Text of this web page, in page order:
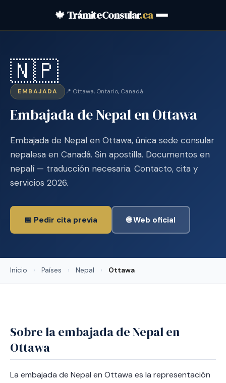
🍁 TrámiteConsular.ca
🇳🇵
EMBAJADA 📍 Ottawa, Ontario, Canadá
Embajada de Nepal en Ottawa
Embajada de Nepal en Ottawa, única sede consular
nepalesa en Canadá. Sin apostilla. Documentos en
nepalí — traducción necesaria. Contacto, cita y
servicios 2026.
📅 Pedir cita previa 🌐 Web oficial
Inicio › Países › Nepal › Ottawa
Sobre la embajada de Nepal en
Ottawa
La embajada de Nepal en Ottawa es la representación